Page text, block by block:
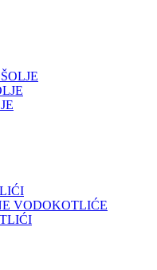
VODOKOTLIĆE